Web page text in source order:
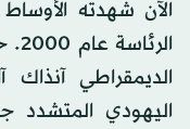
الآن شهدته
الديمقراطي آنذاك
اليهودي المتشدد